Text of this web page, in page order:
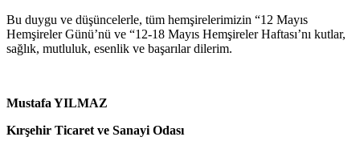
Bu duygu ve düşüncelerle, tüm hemşirelerimizin “12 Mayıs
Hemşireler Günü’nü ve “12-18 Mayıs Hemşireler Haftası’nı kutlar,
sağlık, mutluluk, esenlik ve başarılar dilerim.
Mustafa YILMAZ
Kırşehir Ticaret ve Sanayi Odası